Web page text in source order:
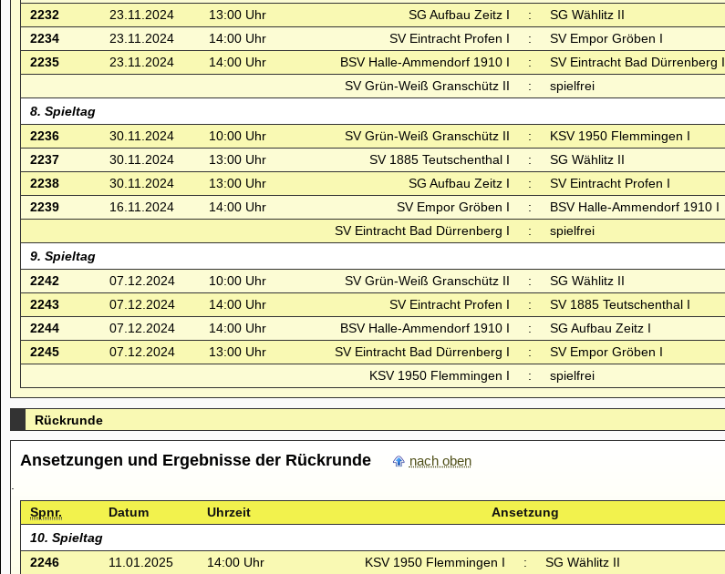
2232
23.11.2024 13:00 Uhr SG Aufbau Zeitz I : SG Wählitz II
2234
23.11.2024 14:00 Uhr SV Eintracht Profen I : SV Empor Gröben I
2235
23.11.2024 14:00 Uhr BSV Halle-Ammendorf 1910 I : SV Eintracht Bad Dürrenberg I
SV Grün-Weiß Granschütz II
:
spielfrei
8. Spieltag
2236
30.11.2024 10:00 Uhr SV Grün-Weiß Granschütz II : KSV 1950 Flemmingen I
2237
30.11.2024 13:00 Uhr SV 1885 Teutschenthal I : SG Wählitz II
2238
30.11.2024 13:00 Uhr SG Aufbau Zeitz I : SV Eintracht Profen I
2239
16.11.2024 14:00 Uhr SV Empor Gröben I : BSV Halle-Ammendorf 1910 I
SV Eintracht Bad Dürrenberg I
:
spielfrei
9. Spieltag
2242
07.12.2024 10:00 Uhr SV Grün-Weiß Granschütz II : SG Wählitz II
2243
07.12.2024 14:00 Uhr SV Eintracht Profen I : SV 1885 Teutschenthal I
2244
07.12.2024 14:00 Uhr BSV Halle-Ammendorf 1910 I : SG Aufbau Zeitz I
2245
07.12.2024 13:00 Uhr SV Eintracht Bad Dürrenberg I : SV Empor Gröben I
KSV 1950 Flemmingen I
: spielfrei
Rückrunde
Ansetzungen und Ergebnisse der Rückrunde
nach oben
Spnr.
Datum Uhrzeit Ansetzung
10. Spieltag
2246
11.01.2025 14:00 Uhr KSV 1950 Flemmingen I : SG Wählitz II